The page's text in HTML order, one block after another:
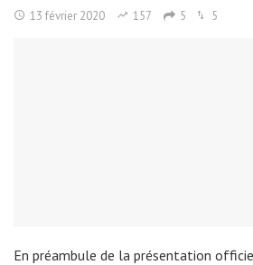
13 février 2020 157 5 5
En préambule de la présentation